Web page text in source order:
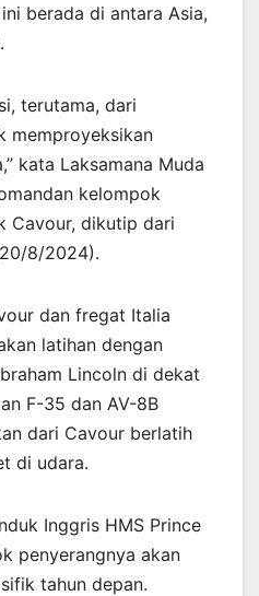
berada di antara Asia,
terutama, dari
memproyeksikan
kata Laksamana Muda
kelompok
Cavour, dikutip dari
8/2024).
dan fregat Italia
latihan dengan
Lincoln di dekat
F-35 dan AV-8B
dari Cavour berlatih
di udara.
Inggris HMS Prince
penyerangnya akan
tahun depan.